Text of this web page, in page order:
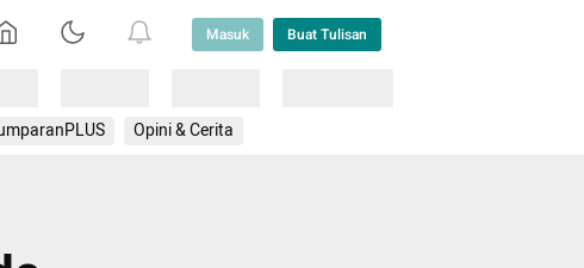
Masuk Buat Tulisan
Opini & Cerita